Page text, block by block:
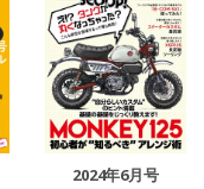
2024年6月号